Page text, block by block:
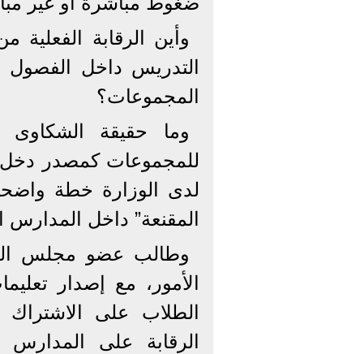
وأين الرقابة
التدريس داخل
المجموعات؟
وما حقيقة الشكاوى
للمجموعات كمصدر دخل
لدى الوزارة خطة
المقنعة” داخل المدارس
وطالب عضو مجلس
الأمور، مع إصدار
الطلاب على
الرقابة على المدارس